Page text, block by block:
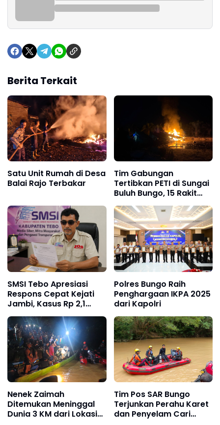
Berita Terkait
Satu Unit Rumah di Desa
Balai Rajo Terbakar
Tim Gabungan
Tertibkan PETI di Sungai
Buluh Bungo, 15 Rakit
Penambangan Dibakar
SMSI Tebo Apresiasi
Respons Cepat Kejati
Jambi, Kasus Rp 2,1
Miliar PUPR Tebo
Kembali Disorot
Polres Bungo Raih
Penghargaan IKPA 2025
dari Kapolri
Nenek Zaimah
Ditemukan Meninggal
Dunia 3 KM dari Lokasi
Tim Pos SAR Bungo
Terjunkan Perahu Karet
dan Penyelam Cari